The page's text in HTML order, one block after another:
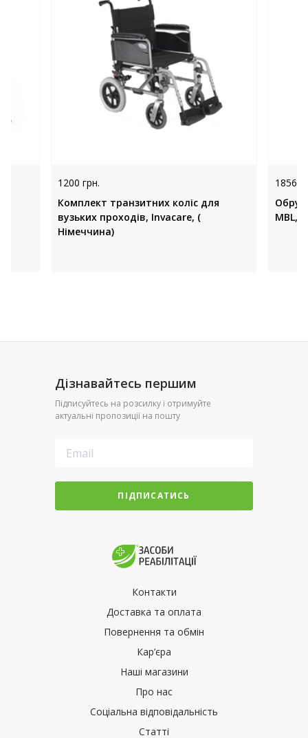
1200 грн.
Комплект транзитних коліс для
вузьких проходів, Invacare, (
Німеччина)
1856
Обруч
MBL,
Дізнавайтесь першим
Підписуйтесь на розсилку і отримуйте
актуальні пропозиції на пошту
ПІДПИСАТИСЬ
Контакти
Доставка та оплата
Повернення та обмін
Кар’єра
Наші магазини
Про нас
Соціальна відповідальність
Статті